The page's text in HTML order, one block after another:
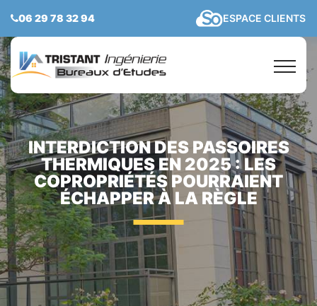
06 29 78 32 94 ESPACE CLIENTS
INTERDICTION DES PASSOIRES
THERMIQUES EN 2025 : LES
COPROPRIÉTÉS POURRAIENT
ÉCHAPPER À LA RÈGLE